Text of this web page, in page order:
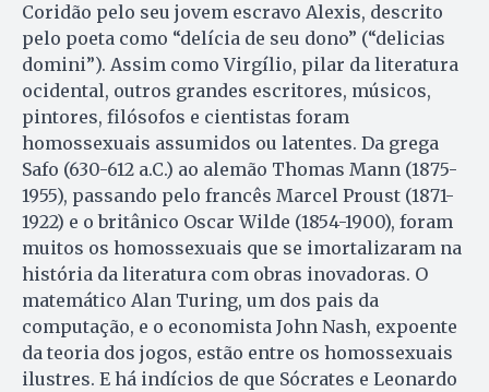
Coridão pelo seu jovem escravo Alexis, descrito
pelo poeta como “delícia de seu dono” (“delicias
domini”). Assim como Virgílio, pilar da literatura
ocidental, outros grandes escritores, músicos,
pintores, filósofos e cientistas foram
homossexuais assumidos ou latentes. Da grega
Safo (630-612 a.C.) ao alemão Thomas Mann (1875-
1955), passando pelo francês Marcel Proust (1871-
1922) e o britânico Oscar Wilde (1854-1900), foram
muitos os homossexuais que se imortalizaram na
história da literatura com obras inovadoras. O
matemático Alan Turing, um dos pais da
computação, e o economista John Nash, expoente
da teoria dos jogos, estão entre os homossexuais
ilustres. E há indícios de que Sócrates e Leonardo